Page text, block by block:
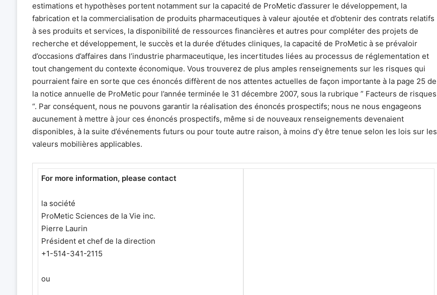
estimations et hypothèses portent notamment sur la capacité de ProMetic d’assurer le développement, la
fabrication et la commercialisation de produits pharmaceutiques à valeur ajoutée et d’obtenir des contrats relatifs
à ses produits et services, la disponibilité de ressources financières et autres pour compléter des projets de
recherche et développement, le succès et la durée d’études cliniques, la capacité de ProMetic à se prévaloir
d’occasions d’affaires dans l’industrie pharmaceutique, les incertitudes liées au processus de réglementation et
tout changement du contexte économique. Vous trouverez de plus amples renseignements sur les risques qui
pourraient faire en sorte que ces énoncés diffèrent de nos attentes actuelles de façon importante à la page 25 de
la notice annuelle de ProMetic pour l’année terminée le 31 décembre 2007, sous la rubrique ” Facteurs de risques
“. Par conséquent, nous ne pouvons garantir la réalisation des énoncés prospectifs; nous ne nous engageons
aucunement à mettre à jour ces énoncés prospectifs, même si de nouveaux renseignements devenaient
disponibles, à la suite d’événements futurs ou pour toute autre raison, à moins d’y être tenue selon les lois sur les
valeurs mobilières applicables.
For more information, please contact
la société
ProMetic Sciences de la Vie inc.
Pierre Laurin
Président et chef de la direction
+1-514-341-2115
ou